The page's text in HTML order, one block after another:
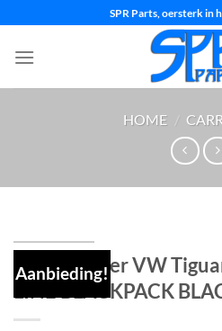
inhoud
SPR Parts, oersterk in
HOME /
Aanbieding!
Voorbumper VW
LINE BLACKPACK